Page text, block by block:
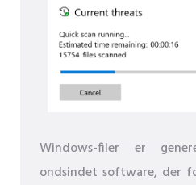
Windows-filer er
ondsindet software, der